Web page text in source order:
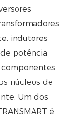
indutores
potência
núcleos de
Um dos
é